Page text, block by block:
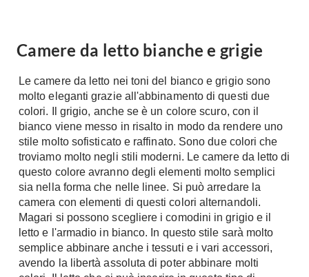
Camere da letto bianche e grigie
Le camere da letto nei toni del bianco e grigio sono
molto eleganti grazie all'abbinamento di questi due
colori. Il grigio, anche se è un colore scuro, con il
bianco viene messo in risalto in modo da rendere uno
stile molto sofisticato e raffinato. Sono due colori che
troviamo molto negli stili moderni. Le camere da letto di
questo colore avranno degli elementi molto semplici
sia nella forma che nelle linee. Si può arredare la
camera con elementi di questi colori alternandoli.
Magari si possono scegliere i comodini in grigio e il
letto e l'armadio in bianco. In questo stile sarà molto
semplice abbinare anche i tessuti e i vari accessori,
avendo la libertà assoluta di poter abbinare molti